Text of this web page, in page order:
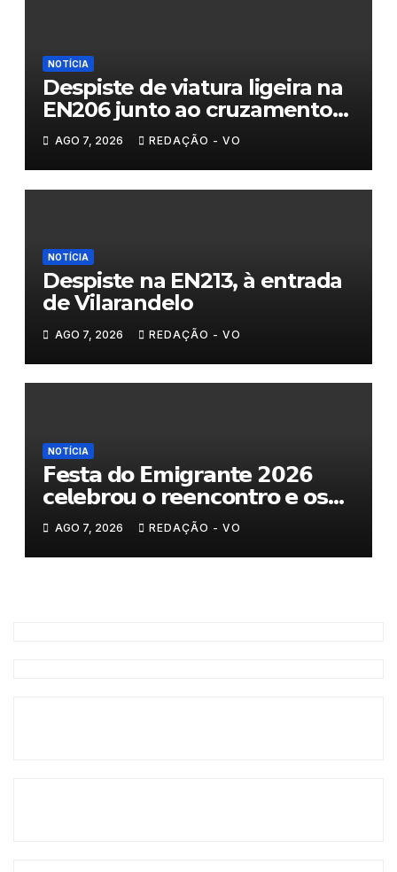
NOTÍCIA
Despiste de viatura ligeira na
EN206 junto ao cruzamento
Fornos do Pinhal
AGO 7, 2026 REDAÇÃO - VO
NOTÍCIA
Despiste na EN213, à entrada
de Vilarandelo
AGO 7, 2026 REDAÇÃO - VO
NOTÍCIA
𝗙𝗲𝘀𝘁𝗮 𝗱𝗼 𝗘𝗺𝗶𝗴𝗿𝗮𝗻𝘁𝗲 𝟮𝟬𝟮𝟲
𝗰𝗲𝗹𝗲𝗯𝗿𝗼𝘂 𝗼 𝗿𝗲𝗲𝗻𝗰𝗼𝗻𝘁𝗿𝗼 𝗲 𝗼𝘀
𝗹𝗮𝗰̧𝗼𝘀 𝗾𝘂𝗲 𝘂𝗻𝗲𝗺 𝗠𝘂𝗿𝗰̧𝗮
AGO 7, 2026 REDAÇÃO - VO